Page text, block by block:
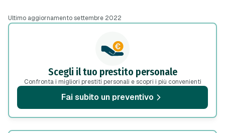
Ultimo aggiornamento settembre 2022
Scegli il tuo prestito personale
Confronta i migliori prestiti personali e scopri i più convenienti
Fai subito un preventivo